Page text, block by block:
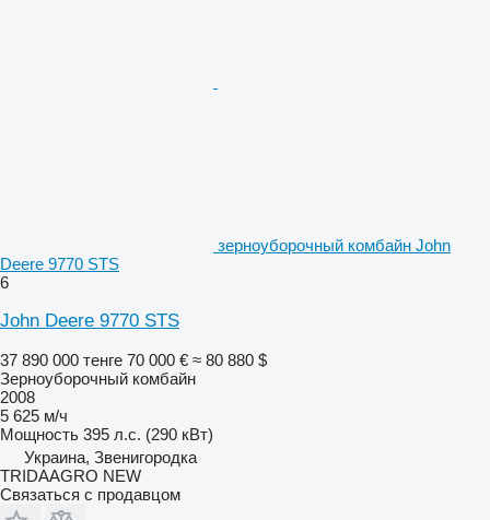
зерноуборочный комбайн John
Deere 9770 STS
6
John Deere 9770 STS
37 890 000 тенге 70 000 € ≈ 80 880 $
Зерноуборочный комбайн
2008
5 625 м/ч
Мощность 395 л.с. (290 кВт)
Украина, Звенигородка
TRIDAAGRO NEW
Связаться с продавцом